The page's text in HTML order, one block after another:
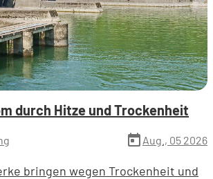
durch Hitze und Trockenheit
today Aug., 05 2026
bringen wegen Trockenheit und